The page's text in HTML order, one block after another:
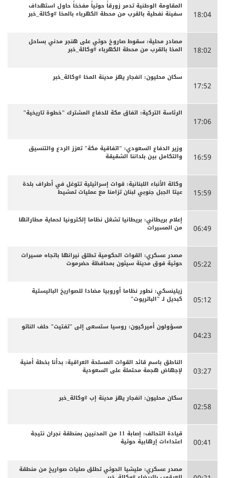
18:04
المقاومة الوطنية تدمر زورقاً حوثياً مفخخاً حاول استهداف
سفينة نفطية بالقرب من محطة الكهرباء بالمخا #وكالة_خبر
18:02
مصادر محلية: سقوط صاروخ حوثي على هنجر مدني بساحل
المخا بالقرب من محطة الكهرباء #وكالة_خبر
17:52
سكان محليون: انفجار يهز مدينة المخا #وكالة_خبر
17:06
الرئاسة التركية: اتفاق مكة للدفاع المشترك "خطوة تاريخية"
16:59
وزير الدفاع السعودي: "اتفاقية مكة" تعزز الردع والتنسيق
والتكامل بين بلداننا الشقيقة
15:59
وكالة الأنباء اللبنانية: قوات إسرائيلية تتوغل في أطراف بلدة
عيتا الجبل جنوبي لبنان تزامنا مع عمليات تمشيط
06:49
إعلام بريطاني: بريطانيا تشغل نظاما إلكترونيا لحماية مطاراتها
من المسيرات
05:22
مصدر عسكري: القوات الحكومية تطلق نيرانها باتجاه مسيرات
حوثية فوق مدينة سيئون بمحافظة حضرموت
05:12
زيلينسكي: نطور نظاما أوروبيا مضادا للصواريخ الباليستية
كبديل لـ "الباتريوت"
04:23
مسؤولون أميركيون: روسيا ستسعى إلى "تفتيت" حلف الناتو
03:27
الناطق باسم قائد القوات المسلحة العراقية: بدأنا بخطة أمنية
لإجهاض هجمة محتملة على السعودية
02:58
سكان محليون: انفجار يهز مدينة إب #وكالة_خبر
00:41
قيادة التحالف: إصابة 11 من المدنيين بمنطقة نجران نتيجة
اعتداءات إرهابية حوثية
مصدر عسكري: مليشيا الحوثي تطلق صليات صواريخ من منطقة